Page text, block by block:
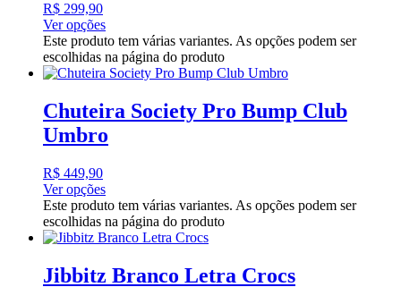
R$ 299,90
Ver opções
Este produto tem várias variantes. As opções podem ser
escolhidas na página do produto
Chuteira Society Pro Bump Club
Umbro
R$ 449,90
Ver opções
Este produto tem várias variantes. As opções podem ser
escolhidas na página do produto
Jibbitz Branco Letra Crocs